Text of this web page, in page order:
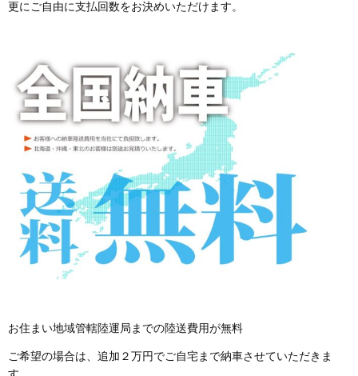
更にご自由に支払回数をお決めいただけます。
お住まい地域管轄陸運局までの陸送費用が無料
ご希望の場合は、追加２万円でご自宅まで納車させていただきま
す。